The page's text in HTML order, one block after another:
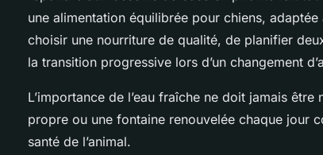
une alimentation équilibrée pour chiens,
choisir une nourriture de qualité, de planifier
la transition progressive lors d’un changement
L’importance de l’eau fraîche ne doit jamais
propre ou une fontaine renouvelée chaque jour
santé de l’animal.